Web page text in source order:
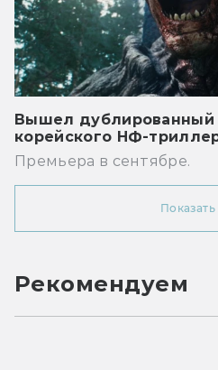
Вышел дублированный
корейского НФ-
Премьера в сентябре.
Рекомендуем